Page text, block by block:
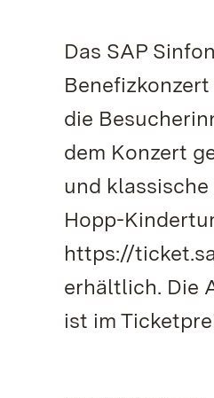
Das SAP
die
dem Konzert
und
Hopp-
https://
erhältlich. Die
ist im